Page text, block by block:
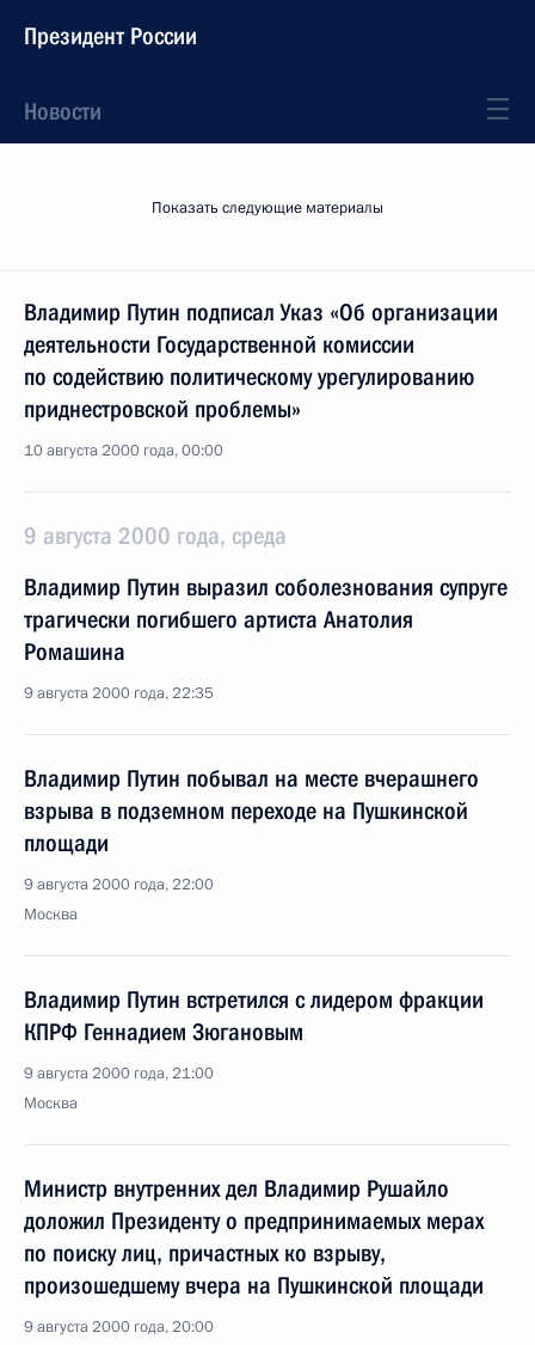
Президент России
Новости
Показать следующие материалы
Владимир Путин подписал Указ «Об организации
деятельности Государственной комиссии
по содействию политическому урегулированию
приднестровской проблемы»
10 августа 2000 года, 00:00
9 августа 2000 года, среда
Владимир Путин выразил соболезнования супруге
трагически погибшего артиста Анатолия
Ромашина
9 августа 2000 года, 22:35
Владимир Путин побывал на месте вчерашнего
взрыва в подземном переходе на Пушкинской
площади
9 августа 2000 года, 22:00
Москва
Владимир Путин встретился с лидером фракции
КПРФ Геннадием Зюгановым
9 августа 2000 года, 21:00
Москва
Министр внутренних дел Владимир Рушайло
доложил Президенту о предпринимаемых мерах
по поиску лиц, причастных ко взрыву,
произошедшему вчера на Пушкинской площади
9 августа 2000 года, 20:00